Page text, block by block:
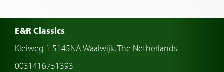
E&R Classics
Kleiweg 1 5145NA Waalwijk, The Netherlands
0031416751393